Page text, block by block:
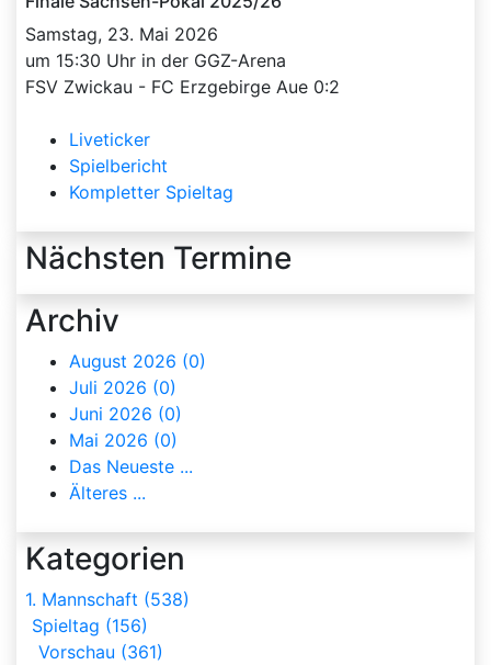
Samstag, 23. Mai 2026
um 15:30 Uhr in der GGZ-Arena
FSV Zwickau - FC Erzgebirge Aue 0:2
Liveticker
Spielbericht
Kompletter Spieltag
Nächsten Termine
Archiv
August 2026 (0)
Juli 2026 (0)
Juni 2026 (0)
Mai 2026 (0)
Das Neueste ...
Älteres ...
Kategorien
1. Mannschaft (538)
Spieltag (156)
Vorschau (361)